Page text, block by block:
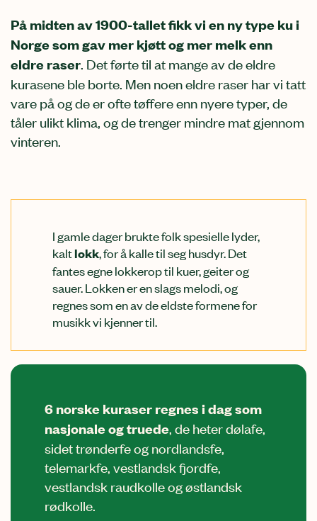
På midten av 1900-tallet fikk vi en ny type ku i
Norge som gav mer kjøtt og mer melk enn
eldre raser. Det førte til at mange av de eldre
kurasene ble borte. Men noen eldre raser har vi tatt
vare på og de er ofte tøffere enn nyere typer, de
tåler ulikt klima, og de trenger mindre mat gjennom
vinteren.
I gamle dager brukte folk spesielle lyder,
kaltlokk, for å kalle til seg husdyr. Det
fantes egne lokkerop til kuer, geiter og
sauer. Lokken er en slags melodi, og
regnes som en av de eldste formene for
musikk vi kjenner til.
6 norske kuraser regnes i dag som
nasjonale og truede, de heter dølafe,
sidet trønderfe og nordlandsfe,
telemarkfe, vestlandsk fjordfe,
vestlandsk raudkolle og østlandsk
rødkolle.